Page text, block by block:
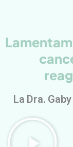
La Dra.